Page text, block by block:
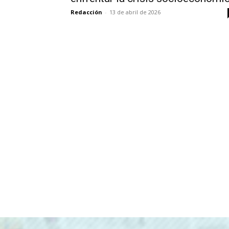
Redacción - 13 de abril de 2026